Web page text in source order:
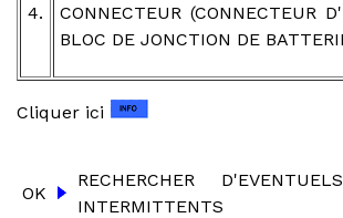
4.
CONNECTEUR (CONNECTEUR
BLOC DE JONCTION DE
Cliquer ici
OK
RECHERCHER
INTERMITTENTS